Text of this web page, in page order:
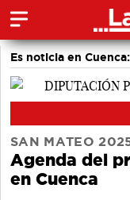
Es noticia en Cuenca:
SAN MATEO
Agenda del
en Cuenca